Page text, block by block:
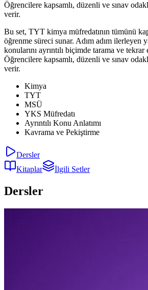
Öğrencilere kapsamlı, düzenli ve sınav
verir.
Bu set, TYT kimya müfredatının tümünü
öğrenme süreci sunar. Adım adım ilerleyen
konularını ayrıntılı biçimde tarama ve tekrar
Öğrencilere kapsamlı, düzenli ve sınav
verir.
Kimya
TYT
MSÜ
YKS Müfredatı
Ayrıntılı Konu Anlatımı
Kavrama ve Pekiştirme
Dersler
Kitaplar
İlgili Setler
Dersler